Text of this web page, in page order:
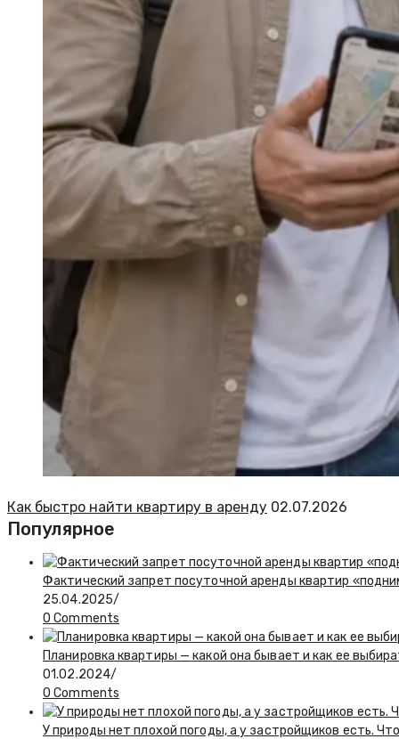
Как быстро найти квартиру в аренду 02.07.2026
Популярное
Фактический запрет посуточной аренды квартир
25.04.2025/
0 Comments
Планировка квартиры — какой она бывает и как ее
01.02.2024/
0 Comments
У природы нет плохой погоды, а у застройщиков есть.